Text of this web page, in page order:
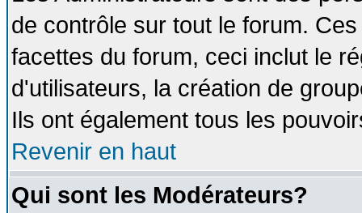
de contrôle sur tout le forum.
facettes du forum, ceci inclut le
d'utilisateurs, la création de
Ils ont également tous les
Revenir en haut
Qui sont les Modérateurs?